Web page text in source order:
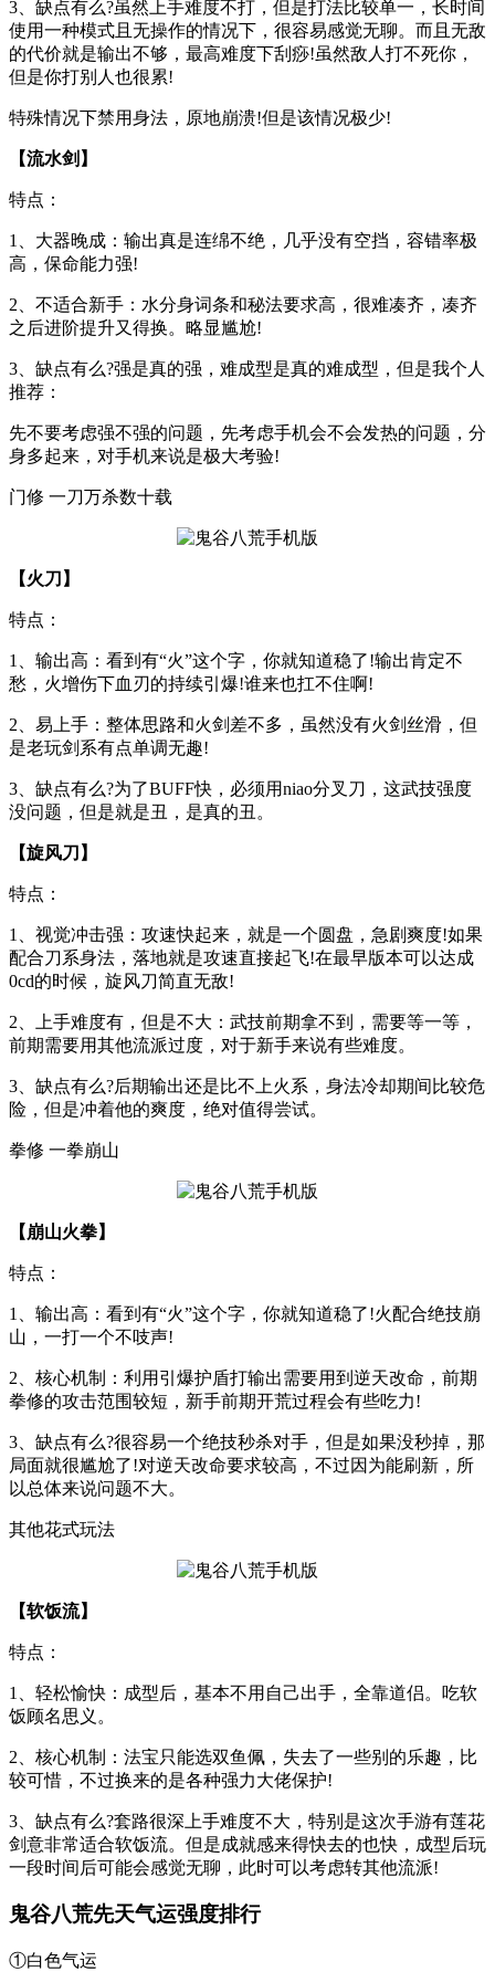
3、缺点有么?虽然上手难度不打，但是打法比较单一，长时间
使用一种模式且无操作的情况下，很容易感觉无聊。而且无敌
的代价就是输出不够，最高难度下刮痧!虽然敌人打不死你，
但是你打别人也很累!
特殊情况下禁用身法，原地崩溃!但是该情况极少!
【流水剑】
特点：
1、大器晚成：输出真是连绵不绝，几乎没有空挡，容错率极
高，保命能力强!
2、不适合新手：水分身词条和秘法要求高，很难凑齐，凑齐
之后进阶提升又得换。略显尴尬!
3、缺点有么?强是真的强，难成型是真的难成型，但是我个人
推荐：
先不要考虑强不强的问题，先考虑手机会不会发热的问题，分
身多起来，对手机来说是极大考验!
门修 一刀万杀数十载
【火刀】
特点：
1、输出高：看到有“火”这个字，你就知道稳了!输出肯定不
愁，火增伤下血刃的持续引爆!谁来也扛不住啊!
2、易上手：整体思路和火剑差不多，虽然没有火剑丝滑，但
是老玩剑系有点单调无趣!
3、缺点有么?为了BUFF快，必须用niao分叉刀，这武技强度
没问题，但是就是丑，是真的丑。
【旋风刀】
特点：
1、视觉冲击强：攻速快起来，就是一个圆盘，急剧爽度!如果
配合刀系身法，落地就是攻速直接起飞!在最早版本可以达成
0cd的时候，旋风刀简直无敌!
2、上手难度有，但是不大：武技前期拿不到，需要等一等，
前期需要用其他流派过度，对于新手来说有些难度。
3、缺点有么?后期输出还是比不上火系，身法冷却期间比较危
险，但是冲着他的爽度，绝对值得尝试。
拳修 一拳崩山
【崩山火拳】
特点：
1、输出高：看到有“火”这个字，你就知道稳了!火配合绝技崩
山，一打一个不吱声!
2、核心机制：利用引爆护盾打输出需要用到逆天改命，前期
拳修的攻击范围较短，新手前期开荒过程会有些吃力!
3、缺点有么?很容易一个绝技秒杀对手，但是如果没秒掉，那
局面就很尴尬了!对逆天改命要求较高，不过因为能刷新，所
以总体来说问题不大。
其他花式玩法
【软饭流】
特点：
1、轻松愉快：成型后，基本不用自己出手，全靠道侣。吃软
饭顾名思义。
2、核心机制：法宝只能选双鱼佩，失去了一些别的乐趣，比
较可惜，不过换来的是各种强力大佬保护!
3、缺点有么?套路很深上手难度不大，特别是这次手游有莲花
剑意非常适合软饭流。但是成就感来得快去的也快，成型后玩
一段时间后可能会感觉无聊，此时可以考虑转其他流派!
鬼谷八荒先天气运强度排行
①白色气运